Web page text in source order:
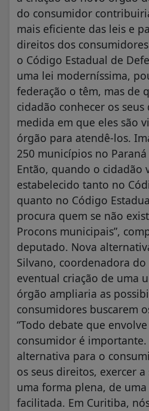
do consumidor
mais eficiente das leis e
direitos dos
o Código Estadual de
uma lei moderníssima,
federação o têm, mas de
cidadão conhecer os
medida em que eles são
órgão para atendê-los.
250 municípios no
Então, quando o cidadão
estabelecido tanto no
quanto no Código
procura quem se não
Procons municipais”,
deputado. Nova
Silvano, coordenadora do
eventual criação de uma
órgão ampliaria as
consumidores buscarem
“Todo debate que
consumidor é importante.
alternativa para o
os seus direitos, exercer
uma forma plena, de
facilitada. Em Curitiba,